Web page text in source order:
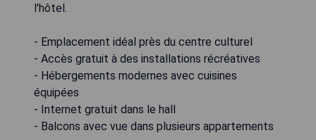
l'hôtel.
- Emplacement idéal près du centre culturel
- Accès gratuit à des installations récréatives
- Hébergements modernes avec cuisines
équipées
- Internet gratuit dans le hall
- Balcons avec vue dans plusieurs appartements